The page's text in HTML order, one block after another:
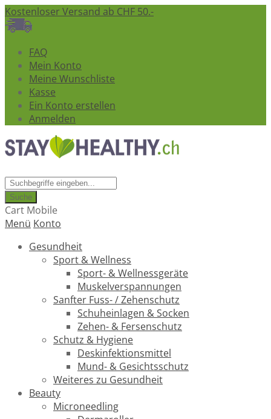
Kostenloser Versand ab CHF 50.-
FAQ
Mein Konto
Meine Wunschliste
Kasse
Ein Konto erstellen
Anmelden
Suche
Cart Mobile
Menü Konto
Gesundheit
Sport & Wellness
Sport- & Wellnessgeräte
Muskelverspannungen
Sanfter Fuss- / Zehenschutz
Schuheinlagen & Socken
Zehen- & Fersenschutz
Schutz & Hygiene
Deskinfektionsmittel
Mund- & Gesichtsschutz
Weiteres zu Gesundheit
Beauty
Microneedling